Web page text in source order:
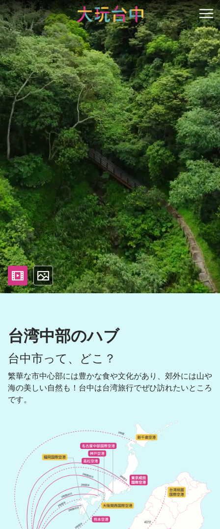
ア
ン
カ
ー
ポ
イ
ン
ト
に
す
開
影片照片
台湾中部のハブ
台中市って、どこ？
繁華な市中心部には豊かな食や文化があり、郊外には山や
海の美しい自然も！台中は台湾旅行でぜひ訪れたいところ
です。